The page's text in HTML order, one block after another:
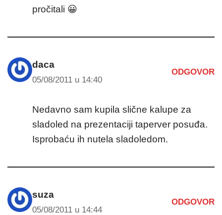
pročitali 😀
daca
05/08/2011 u 14:40
ODGOVOR
Nedavno sam kupila slične kalupe za
sladoled na prezentaciji taperver posuđa.
Isprobaću ih nutela sladoledom.
suza
05/08/2011 u 14:44
ODGOVOR